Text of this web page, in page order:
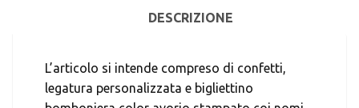
DESCRIZIONE
L’articolo si intende compreso di confetti,
legatura personalizzata e bigliettino